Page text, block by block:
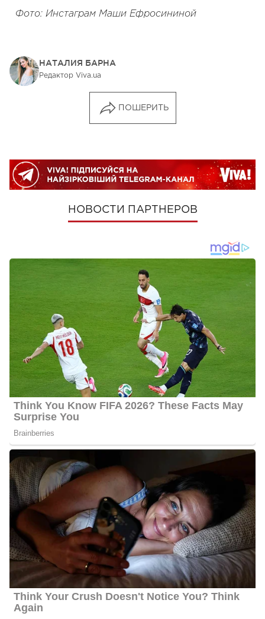
Фото: Инстаграм Маши Ефросининой
НАТАЛИЯ БАРНА
Редактор Viva.ua
ПОШЕРИТЬ
НОВОСТИ ПАРТНЕРОВ